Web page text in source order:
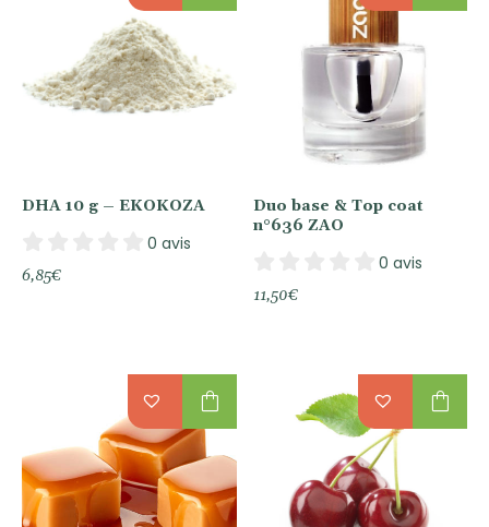
DHA 10 g – EKOKOZA
0 avis
6,85€
Duo base & Top coat
n°636 ZAO
0 avis
11,50€
shopping_bag shopping_bag